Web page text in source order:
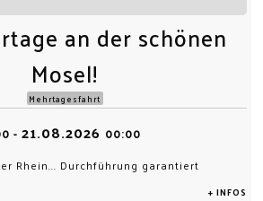
an der schönen
Mosel!
Mehrtagesfahrt
- 21.08.2026 00:00
Rhein... Durchführung garantiert
+ INFOS